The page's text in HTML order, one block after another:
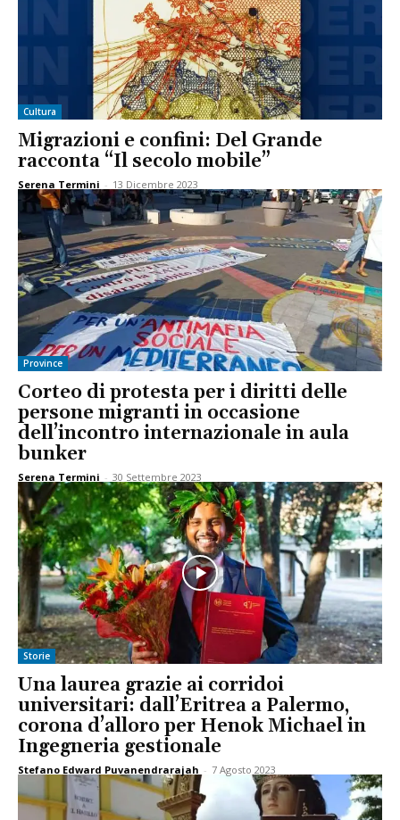
Cultura
Migrazioni e confini: Del Grande
racconta “Il secolo mobile”
Serena Termini - 13 Dicembre 2023
Province
Corteo di protesta per i diritti delle
persone migranti in occasione
dell’incontro internazionale in aula
bunker
Serena Termini - 30 Settembre 2023
Storie
Una laurea grazie ai corridoi
universitari: dall’Eritrea a Palermo,
corona d’alloro per Henok Michael in
Ingegneria gestionale
Stefano Edward Puvanendrarajah - 7 Agosto 2023